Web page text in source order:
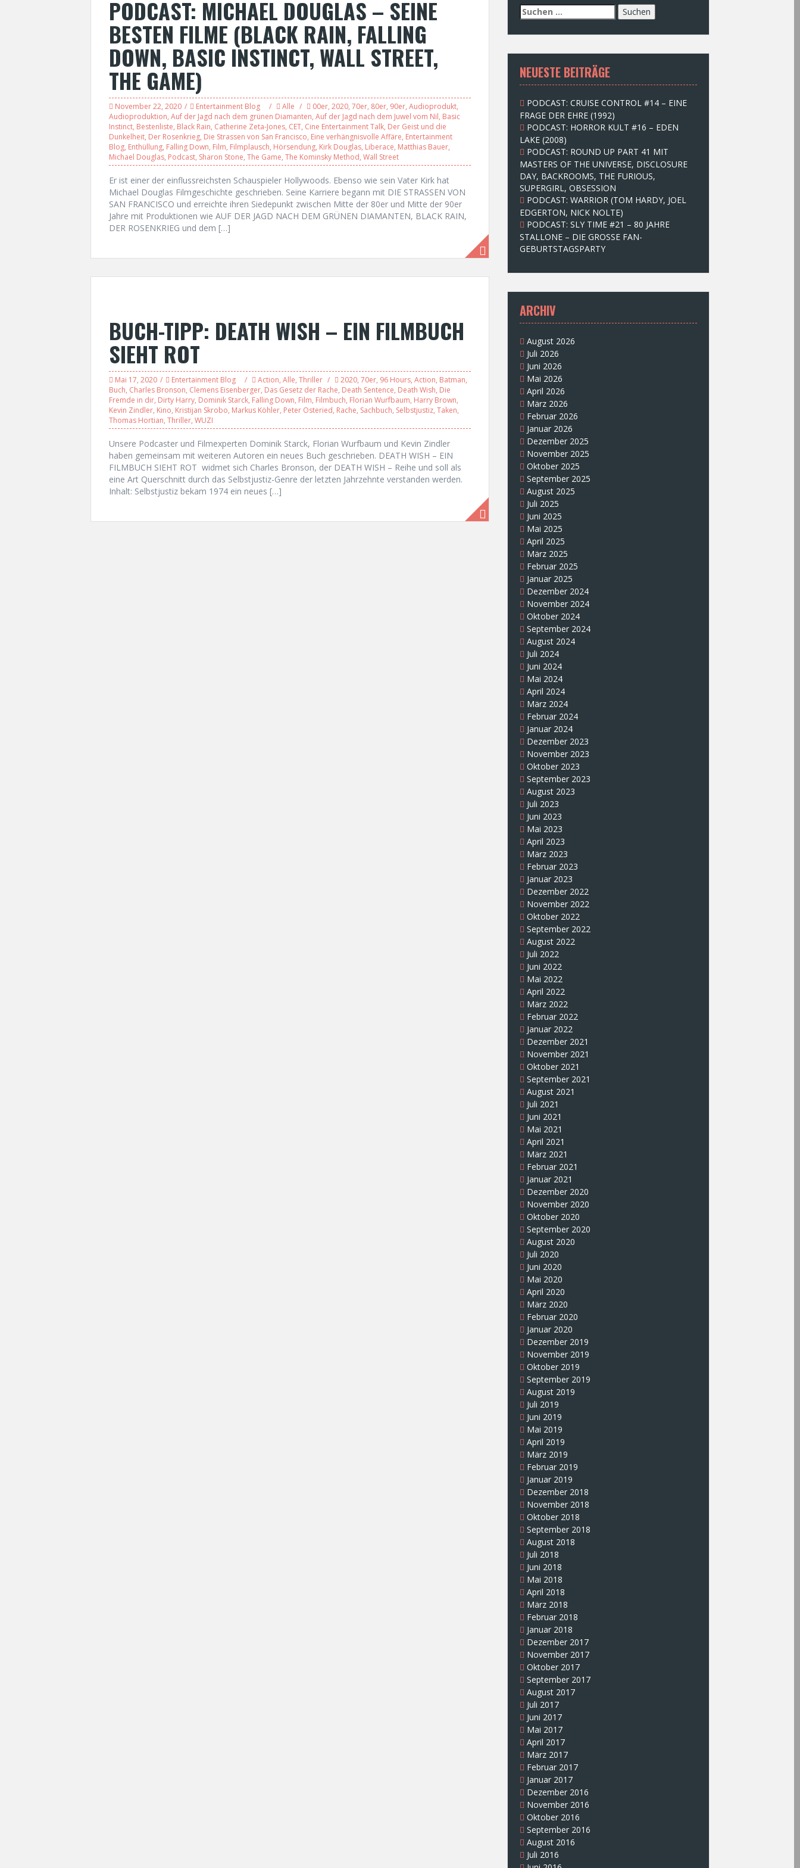
PODCAST: MICHAEL DOUGLAS – SEINE
BESTEN FILME (BLACK RAIN, FALLING
DOWN, BASIC INSTINCT, WALL STREET,
THE GAME)
November 22, 2020 Entertainment Blog Alle 00er, 2020, 70er, 80er, 90er, Audioprodukt,
Audioproduktion, Auf der Jagd nach dem grünen Diamanten, Auf der Jagd nach dem Juwel vom Nil, Basic
Instinct, Bestenliste, Black Rain, Catherine Zeta-Jones, CET, Cine Entertainment Talk, Der Geist und die
Dunkelheit, Der Rosenkrieg, Die Strassen von San Francisco, Eine verhängnisvolle Affäre, Entertainment
Blog, Enthüllung, Falling Down, Film, Filmplausch, Hörsendung, Kirk Douglas, Liberace, Matthias Bauer,
Michael Douglas, Podcast, Sharon Stone, The Game, The Kominsky Method, Wall Street
Er ist einer der einflussreichsten Schauspieler Hollywoods. Ebenso wie sein Vater Kirk hat
Michael Douglas Filmgeschichte geschrieben. Seine Karriere begann mit DIE STRASSEN VON
SAN FRANCISCO und erreichte ihren Siedepunkt zwischen Mitte der 80er und Mitte der 90er
Jahre mit Produktionen wie AUF DER JAGD NACH DEM GRÜNEN DIAMANTEN, BLACK RAIN,
DER ROSENKRIEG und dem […]
BUCH-TIPP: DEATH WISH – EIN FILMBUCH
SIEHT ROT
Mai 17, 2020 Entertainment Blog Action, Alle, Thriller 2020, 70er, 96 Hours, Action, Batman,
Buch, Charles Bronson, Clemens Eisenberger, Das Gesetz der Rache, Death Sentence, Death Wish, Die
Fremde in dir, Dirty Harry, Dominik Starck, Falling Down, Film, Filmbuch, Florian Wurfbaum, Harry Brown,
Kevin Zindler, Kino, Kristijan Skrobo, Markus Köhler, Peter Osteried, Rache, Sachbuch, Selbstjustiz, Taken,
Thomas Hortian, Thriller, WUZI
Unsere Podcaster und Filmexperten Dominik Starck, Florian Wurfbaum und Kevin Zindler
haben gemeinsam mit weiteren Autoren ein neues Buch geschrieben. DEATH WISH – EIN
FILMBUCH SIEHT ROT widmet sich Charles Bronson, der DEATH WISH – Reihe und soll als
eine Art Querschnitt durch das Selbstjustiz-Genre der letzten Jahrzehnte verstanden werden.
Inhalt: Selbstjustiz bekam 1974 ein neues […]
S
u
c
e
n
n
c
h
:
NEUESTE BEITRÄGE
PODCAST: CRUISE CONTROL #14 – EINE
FRAGE DER EHRE (1992)
PODCAST: HORROR KULT #16 – EDEN
LAKE (2008)
PODCAST: ROUND UP PART 41 MIT
MASTERS OF THE UNIVERSE, DISCLOSURE
DAY, BACKROOMS, THE FURIOUS,
SUPERGIRL, OBSESSION
PODCAST: WARRIOR (TOM HARDY, JOEL
EDGERTON, NICK NOLTE)
PODCAST: SLY TIME #21 – 80 JAHRE
STALLONE – DIE GROSSE FAN-
GEBURTSTAGSPARTY
ARCHIV
August 2026
Juli 2026
Juni 2026
Mai 2026
April 2026
März 2026
Februar 2026
Januar 2026
Dezember 2025
November 2025
Oktober 2025
September 2025
August 2025
Juli 2025
Juni 2025
Mai 2025
April 2025
März 2025
Februar 2025
Januar 2025
Dezember 2024
November 2024
Oktober 2024
September 2024
August 2024
Juli 2024
Juni 2024
Mai 2024
April 2024
März 2024
Februar 2024
Januar 2024
Dezember 2023
November 2023
Oktober 2023
September 2023
August 2023
Juli 2023
Juni 2023
Mai 2023
April 2023
März 2023
Februar 2023
Januar 2023
Dezember 2022
November 2022
Oktober 2022
September 2022
August 2022
Juli 2022
Juni 2022
Mai 2022
April 2022
März 2022
Februar 2022
Januar 2022
Dezember 2021
November 2021
Oktober 2021
September 2021
August 2021
Juli 2021
Juni 2021
Mai 2021
April 2021
März 2021
Februar 2021
Januar 2021
Dezember 2020
November 2020
Oktober 2020
September 2020
August 2020
Juli 2020
Juni 2020
Mai 2020
April 2020
März 2020
Februar 2020
Januar 2020
Dezember 2019
November 2019
Oktober 2019
September 2019
August 2019
Juli 2019
Juni 2019
Mai 2019
April 2019
März 2019
Februar 2019
Januar 2019
Dezember 2018
November 2018
Oktober 2018
September 2018
August 2018
Juli 2018
Juni 2018
Mai 2018
April 2018
März 2018
Februar 2018
Januar 2018
Dezember 2017
November 2017
Oktober 2017
September 2017
August 2017
Juli 2017
Juni 2017
Mai 2017
April 2017
März 2017
Februar 2017
Januar 2017
Dezember 2016
November 2016
Oktober 2016
September 2016
August 2016
Juli 2016